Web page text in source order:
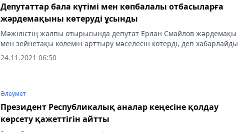
Депутаттар бала күтімі мен көпбалалы отбасыларға
жәрдемақыны көтеруді ұсынды
Мәжілістің жалпы отырысында депутат Ерлан Смайлов жәрдемақы
мен зейнетақы көлемін арттыру мәселесін көтерді, деп хабарлайды
almaty-akshamy.kz ҚазАқпаратқа сілтеме жасап.
24.11.2021 06:50
Әлеумет
Президент Республикалық аналар кеңесіне қолдау
көрсету қажеттігін айтты